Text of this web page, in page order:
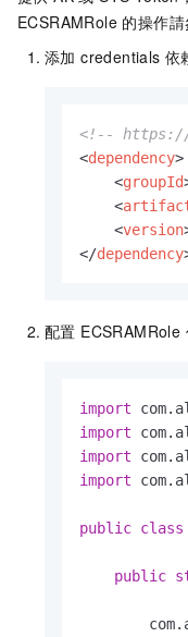
            }
        };
//
ECSRAMRole 的操作
添加 credentials 依
<!-- https://
<dependency>
<groupId
<
<version
</dependency
配置 ECSRAMRole
import
import
import
import
public class
public